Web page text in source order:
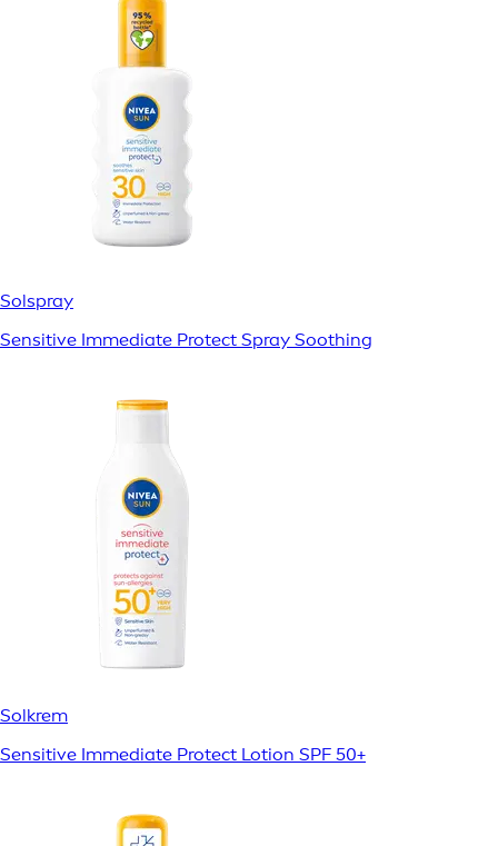
Solspray
Sensitive Immediate Protect Spray Soothing
Solkrem
Sensitive Immediate Protect Lotion SPF 50+